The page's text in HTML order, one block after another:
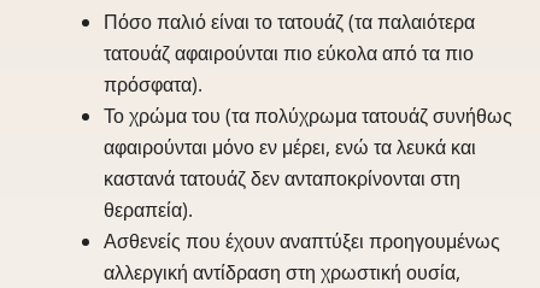
Πόσο παλιό είναι το τατουάζ (τα παλαιότερα
τατουάζ αφαιρούνται πιο εύκολα από τα πιο
πρόσφατα).
Το χρώμα του (τα πολύχρωμα τατουάζ συνήθως
αφαιρούνται μόνο εν μέρει, ενώ τα λευκά και
καστανά τατουάζ δεν ανταποκρίνονται στη
θεραπεία).
Ασθενείς που έχουν αναπτύξει προηγουμένως
αλλεργική αντίδραση στη χρωστική ουσία,